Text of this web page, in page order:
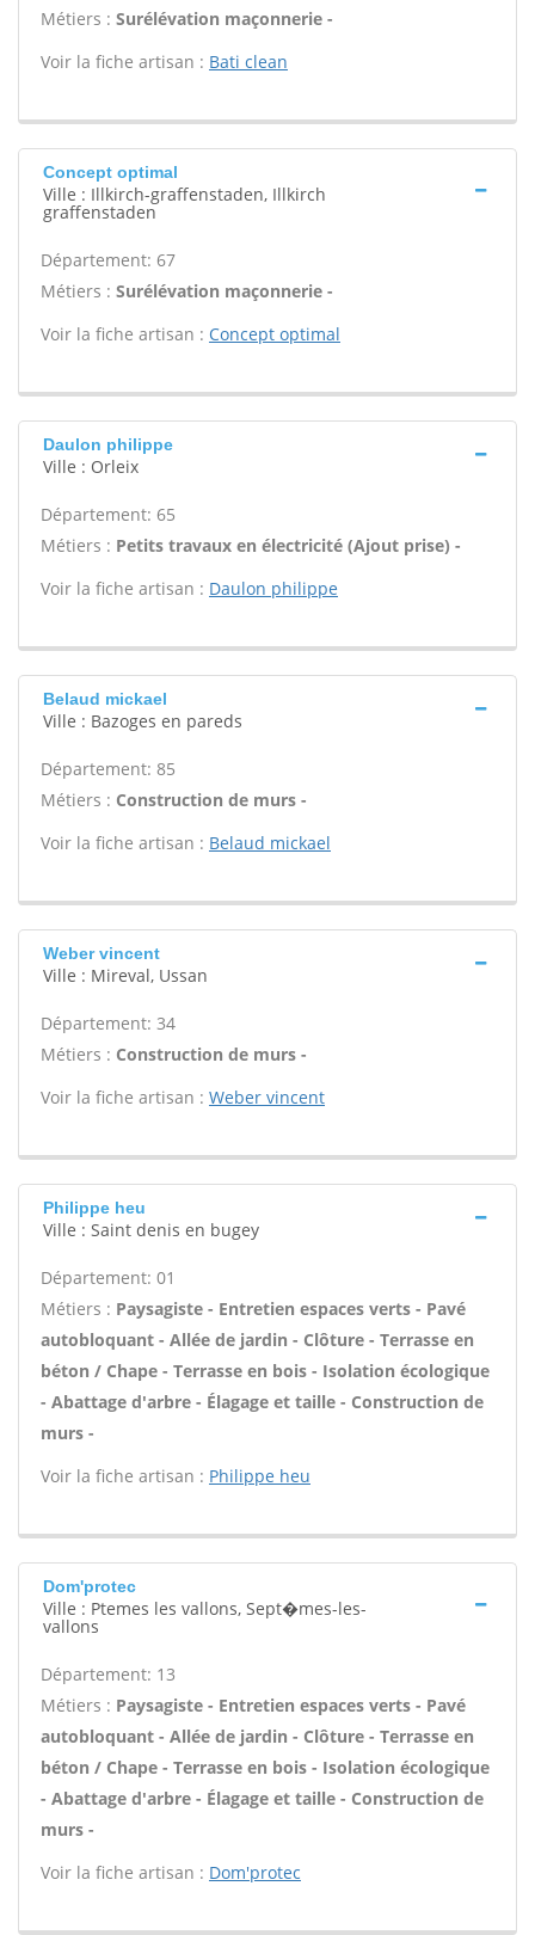
Métiers : Surélévation maçonnerie -
Voir la fiche artisan : Bati clean
Concept optimal
Ville : Illkirch-graffenstaden, Illkirch
graffenstaden
Département: 67
Métiers : Surélévation maçonnerie -
Voir la fiche artisan : Concept optimal
Daulon philippe
Ville : Orleix
Département: 65
Métiers : Petits travaux en électricité (Ajout prise) -
Voir la fiche artisan : Daulon philippe
Belaud mickael
Ville : Bazoges en pareds
Département: 85
Métiers : Construction de murs -
Voir la fiche artisan : Belaud mickael
Weber vincent
Ville : Mireval, Ussan
Département: 34
Métiers : Construction de murs -
Voir la fiche artisan : Weber vincent
Philippe heu
Ville : Saint denis en bugey
Département: 01
Métiers : Paysagiste - Entretien espaces verts - Pavé
autobloquant - Allée de jardin - Clôture - Terrasse en
béton / Chape - Terrasse en bois - Isolation écologique
- Abattage d'arbre - Élagage et taille - Construction de
murs -
Voir la fiche artisan : Philippe heu
Dom'protec
Ville : Ptemes les vallons, Sept�mes-les-
vallons
Département: 13
Métiers : Paysagiste - Entretien espaces verts - Pavé
autobloquant - Allée de jardin - Clôture - Terrasse en
béton / Chape - Terrasse en bois - Isolation écologique
- Abattage d'arbre - Élagage et taille - Construction de
murs -
Voir la fiche artisan : Dom'protec